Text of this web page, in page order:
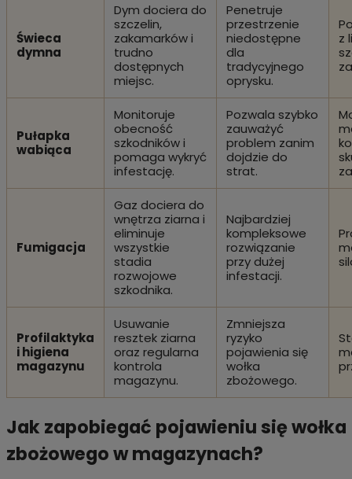
Świeca
dymna
Dym dociera do
szczelin,
zakamarków i
trudno
dostępnych
miejsc.
Penetruje
przestrzenie
niedostępne
dla
tradycyjnego
oprysku.
z
Pułapka
wabiąca
Monitoruje
obecność
szkodników i
pomaga wykryć
infestację.
Pozwala szybko
zauważyć
problem zanim
dojdzie do
strat.
Fumigacja
Gaz dociera do
wnętrza ziarna i
eliminuje
wszystkie
stadia
rozwojowe
szkodnika.
Najbardziej
kompleksowe
rozwiązanie
przy dużej
infestacji.
Profilaktyka
i higiena
magazynu
Usuwanie
resztek ziarna
oraz regularna
kontrola
magazynu.
Zmniejsza
ryzyko
pojawienia się
wołka
zbożowego.
Jak zapobiegać pojawieniu się wołka
zbożowego w magazynach?